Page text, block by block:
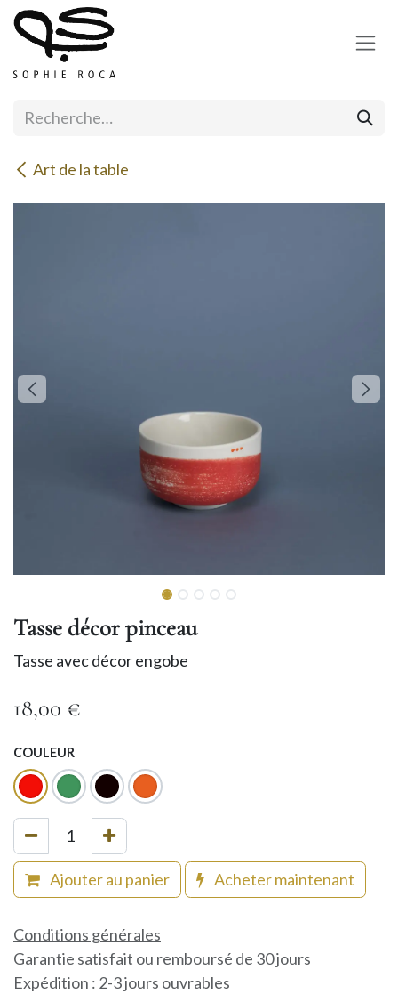
Se rendre au contenu
Art de la table
Tasse décor pinceau
Tasse avec décor engobe
18,00 €
COULEUR
Ajouter au panier Acheter maintenant
Conditions générales
Garantie satisfait ou remboursé de 30 jours
Expédition : 2-3 jours ouvrables